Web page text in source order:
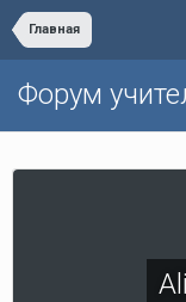
Главная
Форум